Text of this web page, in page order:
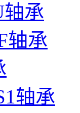
轴承
轴承
轴承